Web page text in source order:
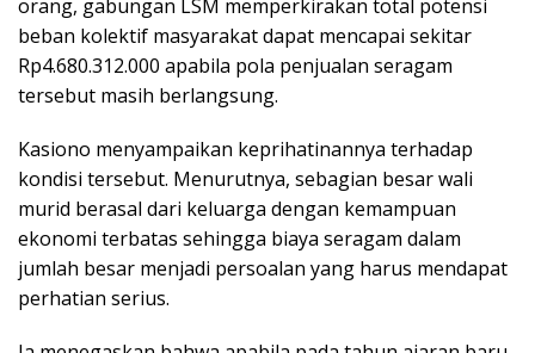
orang, gabungan LSM memperkirakan total potensi
beban kolektif masyarakat dapat mencapai sekitar
Rp4.680.312.000 apabila pola penjualan seragam
tersebut masih berlangsung.
Kasiono menyampaikan keprihatinannya terhadap
kondisi tersebut. Menurutnya, sebagian besar wali
murid berasal dari keluarga dengan kemampuan
ekonomi terbatas sehingga biaya seragam dalam
jumlah besar menjadi persoalan yang harus mendapat
perhatian serius.